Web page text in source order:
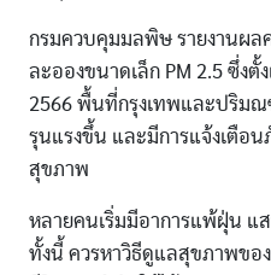
กรมควบคุมมลพิษ รายงานผ
ละอองขนาดเล็ก PM 2.5 ซึ่ง
2566 พื้นที่กรุงเทพและปริม
รุนแรงขึ้น และมีการแจ้งเตือ
สุขภาพ
หลายคนเริ่มมีอาการแพ้ฝุ่น แ
ทั้งนี้ ควรหาวิธีดูแลสุขภาพขอ